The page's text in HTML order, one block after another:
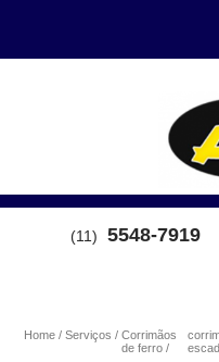
(11) 5548-7919
Home Serviços
Corrimãos
de ferro